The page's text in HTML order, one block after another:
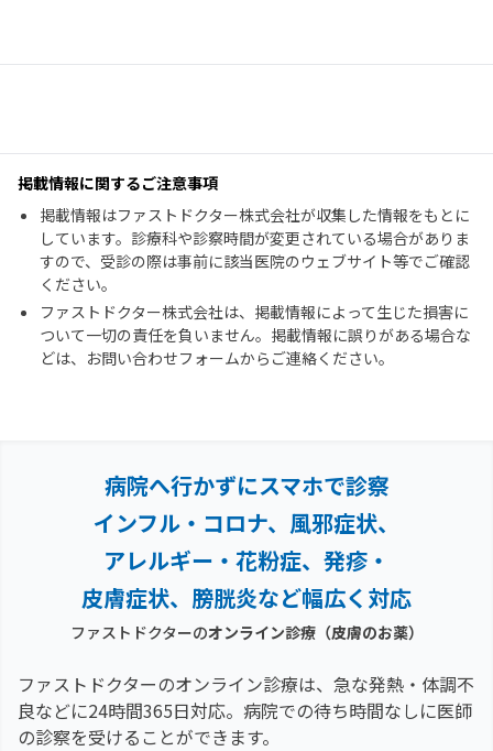
掲載情報に関するご注意事項
掲載情報はファストドクター株式会社が収集した情報をもとに
しています。診療科や診察時間が変更されている場合がありま
すので、受診の際は事前に該当医院のウェブサイト等でご確認
ください。
ファストドクター株式会社は、掲載情報によって生じた損害に
ついて一切の責任を負いません。掲載情報に誤りがある場合な
どは、お問い合わせフォームからご連絡ください。
病院へ行かずにスマホで診察
インフル・コロナ、風邪症状、
アレルギー・花粉症、 発疹・
皮膚症状、膀胱炎など幅広く対応
ファストドクターのオンライン診療（皮膚のお薬）
ファストドクターのオンライン診療は、急な発熱・体調不
良などに24時間365日対応。 病院での待ち時間なしに医師
の診察を受けることができます。